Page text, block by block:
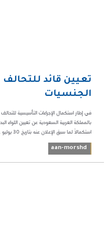
تعيين قائد
الجنسيات
في إطار استكمال الإجراءات التأسيسية
بالمملكة العربية السعودية عن تعيين اللواء
استكمالاً لما سبق الإعلان عنه بتاريخ 30 يوليو ...
aan-morshd